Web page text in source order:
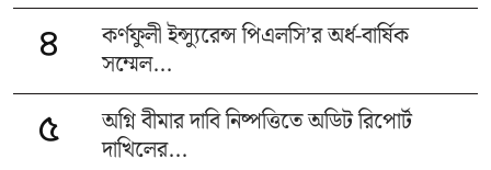
৪
কর্ণফুলী ইন্স্যুরেন্স পিএলসি’র অর্ধ-বার্ষিক
সম্মেল...
৫
অগ্নি বীমার দাবি নিষ্পত্তিতে অডিট রিপোর্ট
দাখিলের...